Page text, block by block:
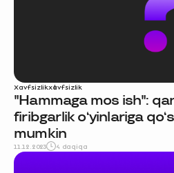
Xavfsizlikxavfsizlik
"Hammaga mos ish":
firibgarlik o‘yinlariga
mumkin
11.12.2023 4 daqiqa